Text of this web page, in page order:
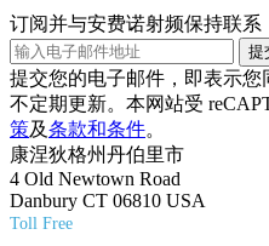
订阅并与安费诺射频保持联系
提
提交您的电子邮件，即表示您
不定期更新。本网站受
策及条款和条件。
康涅狄格州丹伯里市
4 Old Newtown Road
Danbury CT 06810 USA
Toll Free